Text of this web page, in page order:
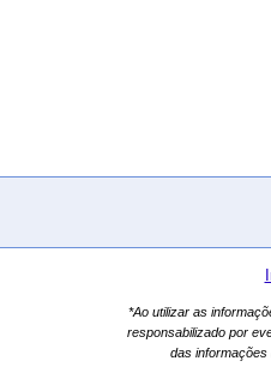
*Ao utilizar as
responsabilizado por
das informações